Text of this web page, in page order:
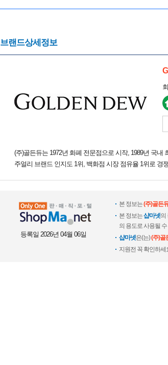
브랜드상세정보
(주)골든듀는 1972년 화폐 전문점으로 시작, 1989년 국
주얼리 브랜드 인지도 1위, 백화점 시장 점유율 1위로
등록일 2026년 04월 06일
본 정보는(주)골든
본 정보는샵마넷의
의 용도로 사용될
샵마넷은(는)(주)골
지원전 꼭 확인하세